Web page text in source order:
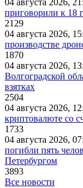
04 августа 2026,
приговорили к 18
2129
04 августа 2026,
производстве
1870
04 августа 2026,
Волгоградской
взятках
2504
04 августа 2026,
криптовалюте со
1733
04 августа 2026,
погибли пять
Петербургом
3893
Все новости